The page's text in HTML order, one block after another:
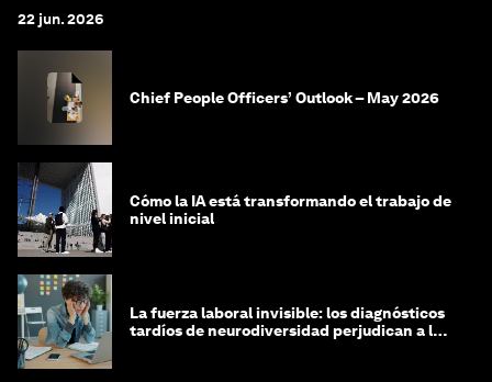
22 jun. 2026
Chief People Officers’ Outlook – May 2026
Cómo la IA está transformando el trabajo de
nivel inicial
La fuerza laboral invisible: los diagnósticos
tardíos de neurodiversidad perjudican a las